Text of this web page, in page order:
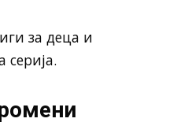
за деца и